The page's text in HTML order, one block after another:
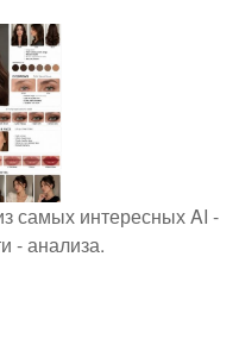
самых интересных AI -
- анализа.